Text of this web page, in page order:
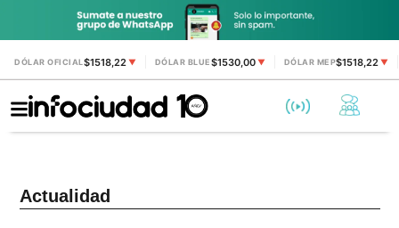
DÓLAR OFICIAL$1518,22 ▼ DÓLAR BLUE$1530,00 ▼ DÓLAR MEP$1518,22 ▼
Actualidad